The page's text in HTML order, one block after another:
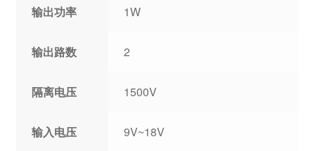
输出功率 1W
输出路数 2
隔离电压 1500V
输入电压 9V~18V